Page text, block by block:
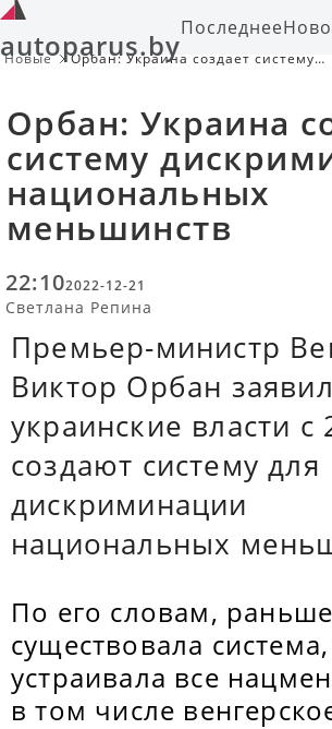
autoparus.byПоследнее
Новые
Орбан: Украина создает систему
Орбан: Украина
систему
национальных
меньшинств
22:102022-12-21
Светлана Репина
Премьер-министр
Виктор Орбан
украинские власти с
создают систему для
дискриминации
национальных
По его словам,
существовала
устраивала все
в том числе